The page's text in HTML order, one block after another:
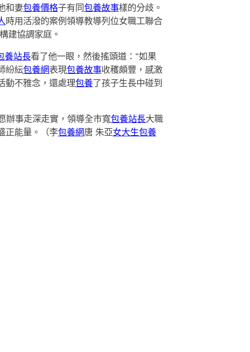
和妻包養價格子有同包養故事樣的分歧。
時用活潑的案例領導教導列位女職工聯合
建協調家庭。
養站長看了他一眼，然後搖頭道：“如果
紛紜包養網表現包養故事收穫頗豐，感激
動不雅念，還處理包養了孩子生長中碰到
辦事走深走實，領導全市寬包養站長大職
正能量。（李包養網唐 朱亞女大生包養